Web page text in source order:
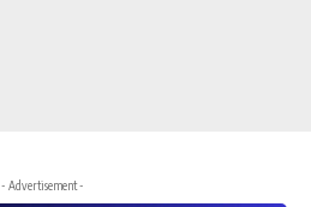
- Advertisement -